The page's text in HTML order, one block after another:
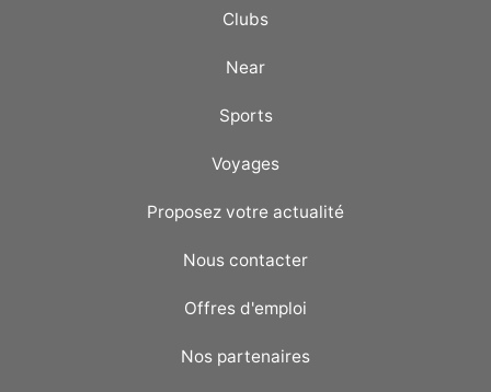
Clubs
Near
Sports
Voyages
Proposez votre actualité
Nous contacter
Offres d'emploi
Nos partenaires